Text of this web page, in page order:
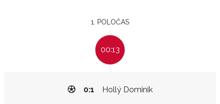
1. POLOČAS
00:13
Hollý Dominik
0:1